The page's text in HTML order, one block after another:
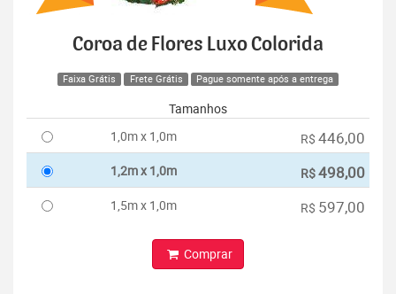
Coroa de Flores Luxo Colorida
Faixa Grátis Frete Grátis Pague somente após a entrega
Tamanhos
1,0m x 1,0m
R$ 446,00
1,2m x 1,0m R$498,00
1,5m x 1,0m R$ 597,00
Comprar